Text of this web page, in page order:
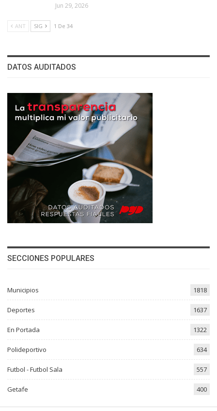
Jun 29, 2026
ANT SIG 1 De 34
DATOS AUDITADOS
SECCIONES POPULARES
Municipios 1818
Deportes 1637
En Portada 1322
Polideportivo 634
Futbol - Futbol Sala 557
Getafe 400